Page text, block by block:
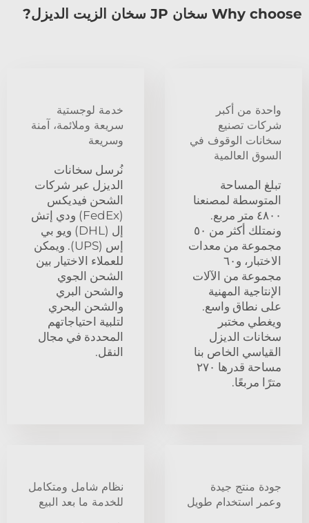
Why choose سخان JP سخان الزيت الديزل?
واحدة من أكبر
شركات تصنيع
سخانات الوقوف في
السوق العالمية
تبلغ المساحة
المتوسطة لمصنعنا
٤٨٠٠ متر مربع.
ونمتلك أكثر من ٥٠
مجموعة من معدات
الاختبار، و٦٠
مجموعة من الآلات
الإنتاجية المهنية
على نطاق واسع.
ويغطي مختبر
سخانات الديزل
القياسي الخاص بنا
مساحة قدرها ٢٧٠
مترًا مربعًا.
خدمة لوجستية
سريعة وملائمة، آمنة
وسريعة
نُرسل سخانات
الديزل عبر شركات
الشحن فيديكس
(FedEx) ودي إتش
إل (DHL) ويو بي
إس (UPS). ويمكن
للعملاء الاختيار بين
الشحن الجوي
والشحن البري
والشحن البحري
لتلبية احتياجاتهم
المحددة في مجال
النقل.
جودة منتج جيدة
وعمر استخدام طويل
نظام شامل ومتكامل
للخدمة ما بعد البيع